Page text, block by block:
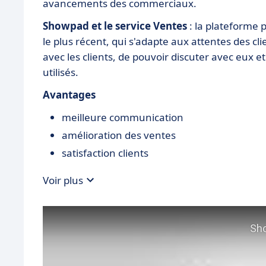
avancements des commerciaux.
Showpad et le service Ventes : la plateforme
le plus récent, qui s'adapte aux attentes des
avec les clients, de pouvoir discuter avec eux
utilisés.
Avantages
meilleure communication
amélioration des ventes
satisfaction clients
Voir plus